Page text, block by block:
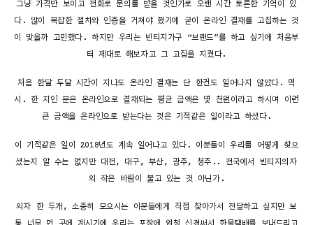
그냥 가격만 보이고 전화로 문의를 받을 것인가로 오랜 시간 토론한 기억이 있
다. 많이 복잡한 절차와 인증을 거쳐야 했기에 굳이 온라인 결재를 고집하는 것
이 맞을까 고민했다. 하지만 우리는 빈티지가구 “브랜드”를 하고 싶기에 처음부
터 제대로 해보자고 그 고집을 지켰다.
처음 한달 두달 시간이 지나도 온라인 결재는 단 한건도 일어나지 않았다. 역
시. 한 지인 분은 온라인으로 결재되는 평균 금액은 몇 천원이라고 하시며 이런
큰 금액을 온라인으로 받는다는 것은 기적같은 일이라고 하셨다.
이 기적같은 일이 2018년도 계속 일어나고 있다. 이분들이 우리를 어떻게 찾으
셨는지 알 수는 없지만 대전, 대구, 부산, 광주, 청주.. 전국에서 빈티지의자
의 작은 바람이 불고 있는 것 아닌가.
의자 한 두개, 소중히 모으시는 이분들에게 직접 찾아가서 전달하고 싶지만 보